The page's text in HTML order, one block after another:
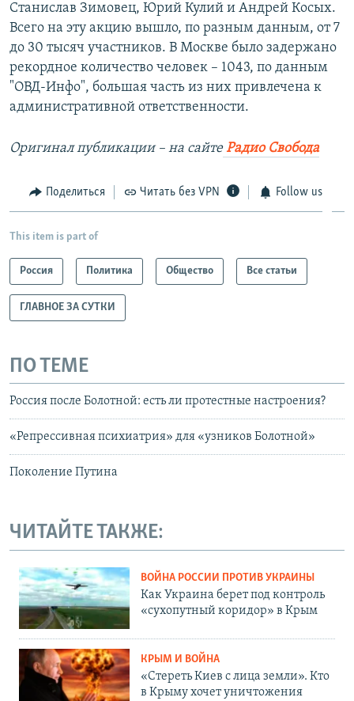
Станислав Зимовец, Юрий Кулий и Андрей Косых.
Всего на эту акцию вышло, по разным данным, от 7
до 30 тысяч участников. В Москве было задержано
рекордное количество человек – 1043, по данным
"ОВД-Инфо", большая часть из них привлечена к
административной ответственности.
Оригинал публикации – на сайте Радио Свобода
Поделиться Читать без VPN Follow us
This item is part of
Россия Политика Общество Все статьи
ГЛАВНОЕ ЗА СУТКИ
ПО ТЕМЕ
Россия после Болотной: есть ли протестные настроения?
«Репрессивная психиатрия» для «узников Болотной»
Поколение Путина
ЧИТАЙТЕ ТАКЖЕ:
ВОЙНА РОССИИ ПРОТИВ УКРАИНЫ
Как Украина берет под контроль
«сухопутный коридор» в Крым
КРЫМ И ВОЙНА
«Стереть Киев с лица земли». Кто
в Крыму хочет уничтожения